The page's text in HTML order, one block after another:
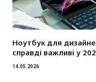
Ноутбук для
справді важливі у
14.05.2026